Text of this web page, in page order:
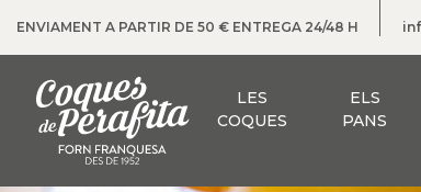
ENVIAMENT A PARTIR DE 50 € ENTREGA 24/48 H
LES
COQUES
ELS
PANS